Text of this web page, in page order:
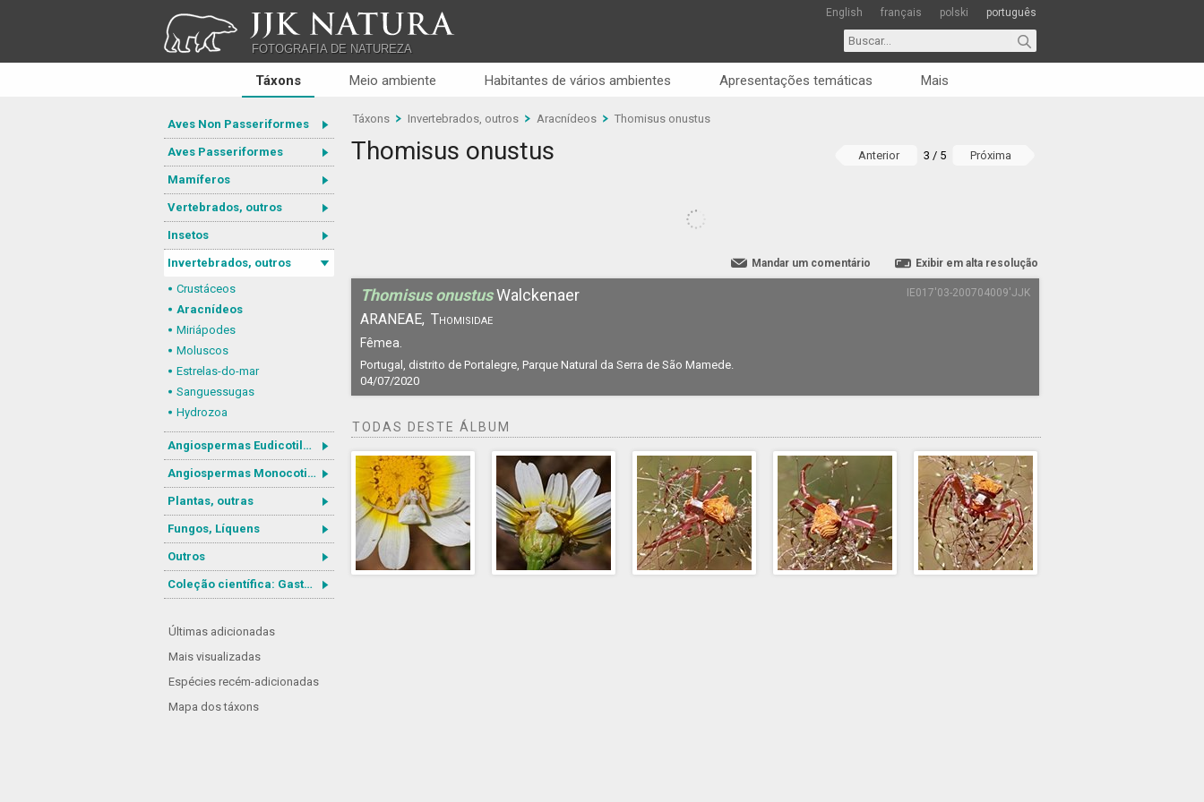
JJK NATURA
FOTOGRAFIA DE NATUREZA
English français polski português
Táxons Meio ambiente Habitantes de vários ambientes Apresentações temáticas Mais
Aves Non Passeriformes
Aves Passeriformes
Mamíferos
Vertebrados, outros
Insetos
Invertebrados, outros
Crustáceos
Aracnídeos
Miriápodes
Moluscos
Estrelas-do-mar
Sanguessugas
Hydrozoa
Angiospermas Eudicotiledôneas
Angiospermas Monocotiledôneas
Plantas, outras
Fungos, Líquens
Outros
Coleção científica: Gastrotricha
Últimas adicionadas
Mais visualizadas
Espécies recém-adicionadas
Mapa dos táxons
Táxons Invertebrados, outros Aracnídeos Thomisus onustus
Thomisus onustus Anterior 3 / 5 Próxima
Exibir em alta resolução
Mandar um comentário
Thomisus onustusWalckenaer
ARANEAE, Thomisidae
Fêmea.
Portugal, distrito de Portalegre, Parque Natural da Serra de São Mamede.
04/07/2020
IE017'03-200704009'JJK
TODAS DESTE ÁLBUM